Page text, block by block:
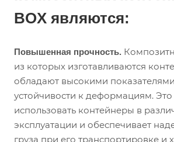
BOX являются:
Повышенная прочность.
из которых изготавливаются
обладают высокими
устойчивости к деформациям. Это
использовать контейнеры в
эксплуатации и обеспечивает
груза при его транспортировке и